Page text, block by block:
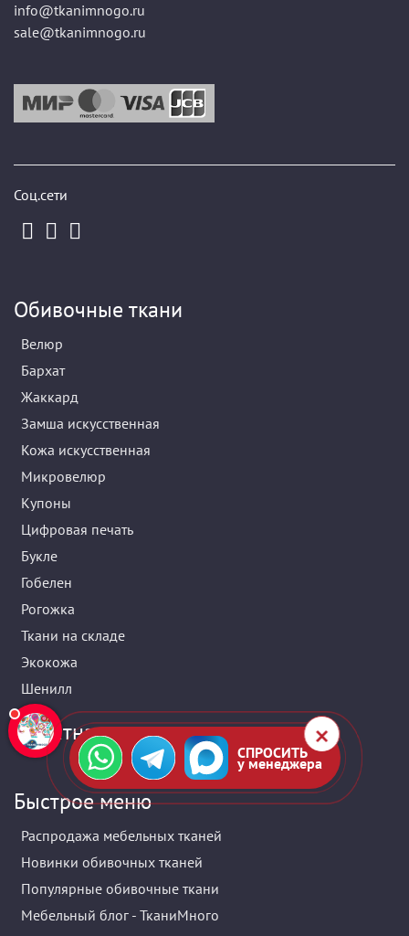
СПРОСИТЬ
у менеджера
info@tkanimnogo.ru
sale@tkanimnogo.ru
Соц.сети
Обивочные ткани
Велюр
Бархат
Жаккард
Замша искусственная
Кожа искусственная
Микровелюр
Купоны
Цифровая печать
Букле
Гобелен
Рогожка
Ткани на складе
Экокожа
Шенилл
Обратная связь
Быстрое меню
Распродажа мебельных тканей
Новинки обивочных тканей
Популярные обивочные ткани
Мебельный блог - ТканиМного